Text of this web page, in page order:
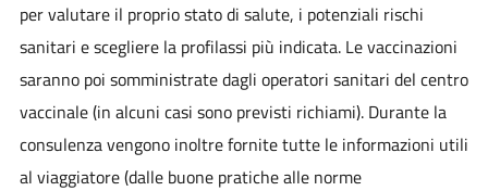
per valutare il proprio stato di salute, i potenziali rischi
sanitari e scegliere la profilassi più indicata. Le vaccinazioni
saranno poi somministrate dagli operatori sanitari del centro
vaccinale (in alcuni casi sono previsti richiami). Durante la
consulenza vengono inoltre fornite tutte le informazioni utili
al viaggiatore (dalle buone pratiche alle norme